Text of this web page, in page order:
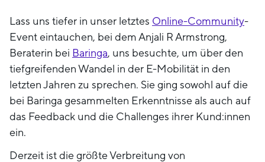
Lass uns tiefer in unser letztes Online-Community-
Event eintauchen, bei dem Anjali R Armstrong,
Beraterin bei Baringa, uns besuchte, um über den
tiefgreifenden Wandel in der E-Mobilität in den
letzten Jahren zu sprechen. Sie ging sowohl auf die
bei Baringa gesammelten Erkenntnisse als auch auf
das Feedback und die Challenges ihrer Kund:innen
ein.
Derzeit ist die größte Verbreitung von